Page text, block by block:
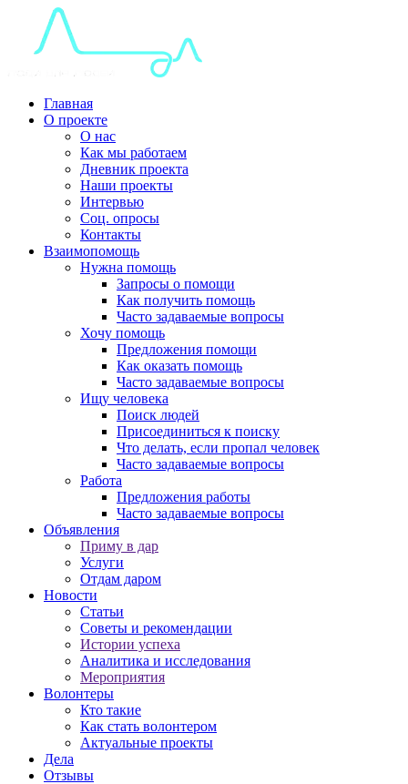
Главная
О проекте
О нас
Как мы работаем
Дневник проекта
Наши проекты
Интервью
Соц. опросы
Контакты
Взаимопомощь
Нужна помощь
Запросы о помощи
Как получить помощь
Часто задаваемые вопросы
Хочу помощь
Предложения помощи
Как оказать помощь
Часто задаваемые вопросы
Ищу человека
Поиск людей
Присоединиться к поиску
Что делать, если пропал человек
Часто задаваемые вопросы
Работа
Предложения работы
Часто задаваемые вопросы
Объявления
Приму в дар
Услуги
Отдам даром
Новости
Статьи
Советы и рекомендации
Истории успеха
Аналитика и исследования
Мероприятия
Волонтеры
Кто такие
Как стать волонтером
Актуальные проекты
Дела
Отзывы